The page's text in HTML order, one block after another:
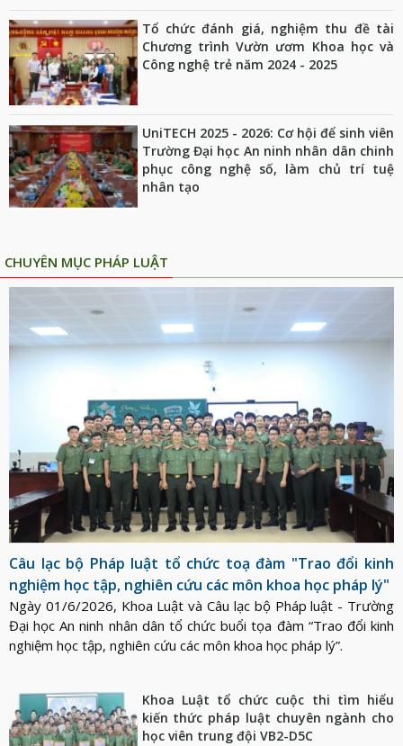
Tổ chức đánh giá, nghiệm thu đề tài
Chương trình Vườn ươm Khoa học và
Công nghệ trẻ năm 2024 - 2025
UniTECH 2025 - 2026: Cơ hội để sinh viên
Trường Đại học An ninh nhân dân chinh
phục công nghệ số, làm chủ trí tuệ
nhân tạo
CHUYÊN MỤC PHÁP LUẬT
Câu lạc bộ Pháp luật tổ chức toạ đàm "Trao đổi kinh
nghiệm học tập, nghiên cứu các môn khoa học pháp lý"
Ngày 01/6/2026, Khoa Luật và Câu lạc bộ Pháp luật - Trường
Đại học An ninh nhân dân tổ chức buổi tọa đàm “Trao đổi kinh
nghiệm học tập, nghiên cứu các môn khoa học pháp lý”.
Khoa Luật tổ chức cuộc thi tìm hiểu
kiến thức pháp luật chuyên ngành cho
học viên trung đội VB2-D5C